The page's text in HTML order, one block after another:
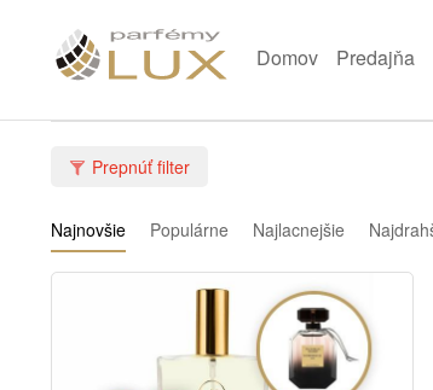
Domov Predajňa
Prepnúť filter
Najnovšie Populárne Najlacnejšie